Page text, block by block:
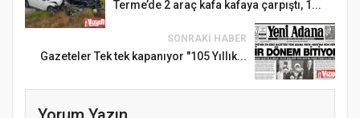
Terme’de 2 araç kafa kafaya çarpıştı, 1...
SONRAKI HABER
Gazeteler Tek tek kapanıyor "105 Yıllık...